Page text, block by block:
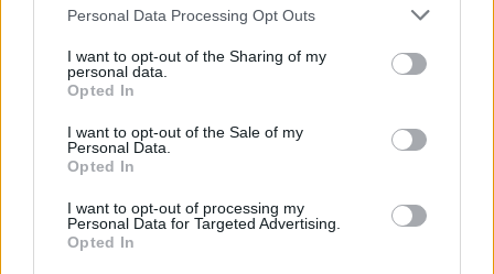
Please note that this website/app uses one or more Google
not limited to your visit or usage behaviour. You may click to
grant or deny consent to Google and its third-party tags to
use your data for below specified purposes in below Google
consent section.
Personal Data Processing Opt Outs
I want to opt-out of the Sharing of my
personal data.
Opted In
I want to opt-out of the Sale of my
Personal Data.
Opted In
I want to opt-out of processing my
Personal Data for Targeted Advertising.
Opted In
zenekarok lemezeit vették fel. "Miután lekevertek egy
számot, megállapodtunk a teljes születendő
életművünkre, valamint az összes születendő
gyerekünk keresztapja is
hangmérnök lesz" - mondja az énekes. Mivel a
zenekar szerint remek munkát végeztek -
"a teljes
lemezkeverés három nap alatt megvolt, mindegyik
szám nagyjából már második verzióra istentelenül jól
-kértünk ajánlatot masteringre is, és egyJustin
Perkinsnevű amerikai srácot ajánlottak (Mystery